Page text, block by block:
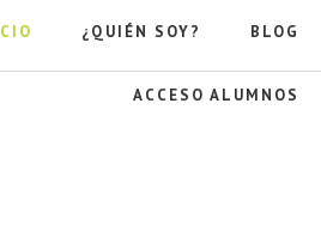
¿QUIÉN SOY? BLOG
ACCESO ALUMNOS